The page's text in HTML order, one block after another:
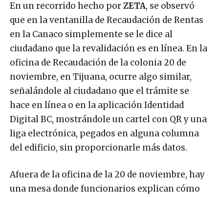
En un recorrido hecho porZETA, se observó
que en la ventanilla de Recaudación de Rentas
en la Canaco simplemente se le dice al
ciudadano que la revalidación es en línea. En la
oficina de Recaudación de la colonia 20 de
noviembre, en Tijuana, ocurre algo similar,
señalándole al ciudadano que el trámite se
hace en línea o en la aplicación Identidad
Digital BC, mostrándole un cartel con QR y una
liga electrónica, pegados en alguna columna
del edificio, sin proporcionarle más datos.
Afuera de la oficina de la 20 de noviembre, hay
una mesa donde funcionarios explican cómo